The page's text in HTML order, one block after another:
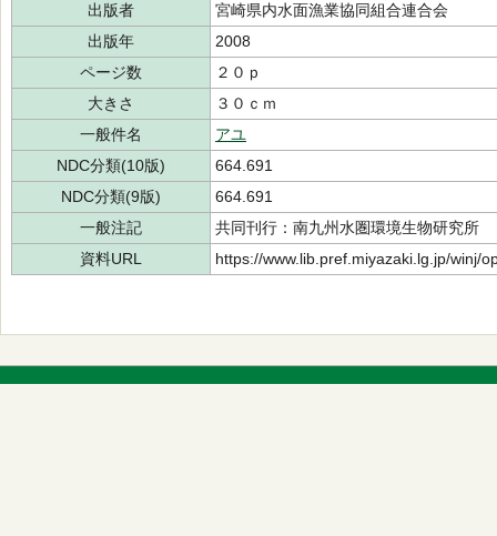
出版者
宮崎県内水面漁業協同組合連合会
出版年
2008
ページ数
２０ｐ
大きさ
３０ｃｍ
一般件名
アユ
NDC分類(10版)
664.691
NDC分類(9版)
664.691
一般注記
共同刊行：南九州水圏環境生物研究所
資料URL
https://www.lib.pref.miyazaki.lg.jp/winj/